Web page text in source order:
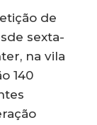
de
sexta-
na vila
140